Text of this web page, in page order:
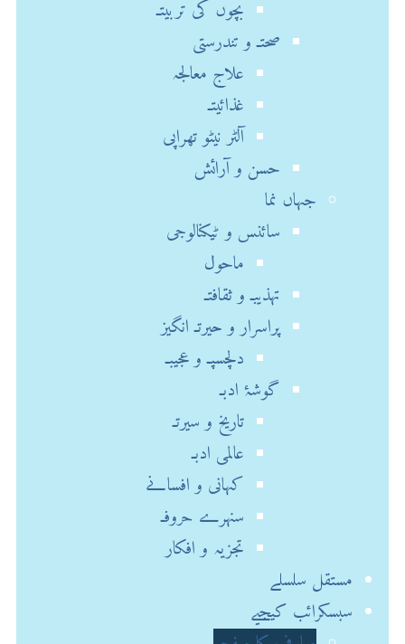
بچوں کی تربیتـ
صحتـ و تندرستی
علاج معالجہ
غذائیتـ
آلٹر نیٹو تھراپی
حسن و آرائش
جہاں نما
سائنس و ٹیکنالوجی
ماحول
تہذیبـ و ثقافتـ
پراسرار و حیرتـ انگیز
دلچسپـ و عجیبـ
گوشۂ ادبـ
تاریخ و سیرتـ
عالمی ادبـ
کہانی و افسانے
سنہرے حروفـ
تجزیہ و افکار
مستقل سلسلے
سبسکرائب کیجیے